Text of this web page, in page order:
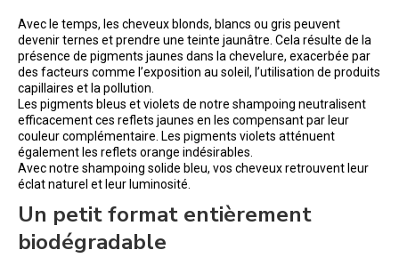
Avec le temps, les cheveux blonds, blancs ou gris peuvent
devenir ternes et prendre une teinte jaunâtre. Cela résulte de la
présence de pigments jaunes dans la chevelure, exacerbée par
des facteurs comme l’exposition au soleil, l’utilisation de produits
capillaires et la pollution.
Les pigments bleus et violets de notre shampoing neutralisent
efficacement ces reflets jaunes en les compensant par leur
couleur complémentaire. Les pigments violets atténuent
également les reflets orange indésirables.
Avec notre shampoing solide bleu, vos cheveux retrouvent leur
éclat naturel et leur luminosité.
Un petit format entièrement
biodégradable